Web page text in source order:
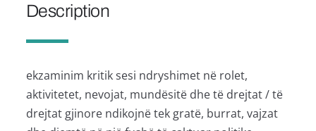
Description
ekzaminim kritik sesi ndryshimet në rolet,
aktivitetet, nevojat, mundësitë dhe të drejtat / të
drejtat gjinore ndikojnë tek gratë, burrat, vajzat